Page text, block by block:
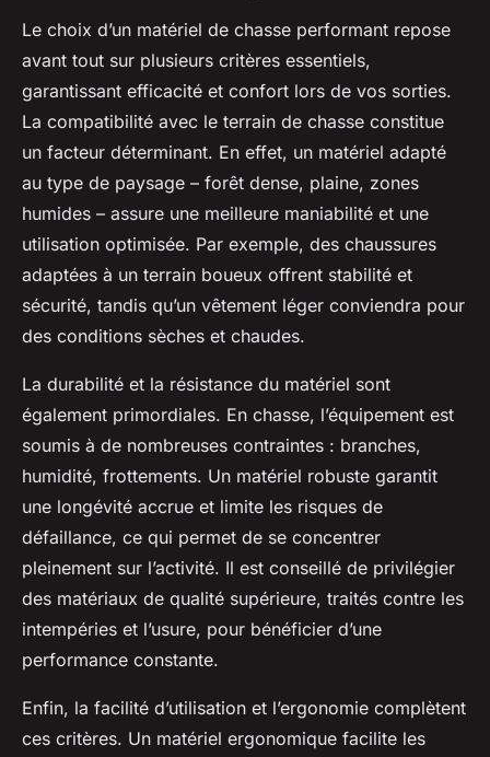
Le choix d’un matériel de chasse performant repose
avant tout sur plusieurs critères essentiels,
garantissant efficacité et confort lors de vos sorties.
La compatibilité avec le terrain de chasse constitue
un facteur déterminant. En effet, un matériel adapté
au type de paysage – forêt dense, plaine, zones
humides – assure une meilleure maniabilité et une
utilisation optimisée. Par exemple, des chaussures
adaptées à un terrain boueux offrent stabilité et
sécurité, tandis qu’un vêtement léger conviendra pour
des conditions sèches et chaudes.
La durabilité et la résistance du matériel sont
également primordiales. En chasse, l’équipement est
soumis à de nombreuses contraintes : branches,
humidité, frottements. Un matériel robuste garantit
une longévité accrue et limite les risques de
défaillance, ce qui permet de se concentrer
pleinement sur l’activité. Il est conseillé de privilégier
des matériaux de qualité supérieure, traités contre les
intempéries et l’usure, pour bénéficier d’une
performance constante.
Enfin, la facilité d’utilisation et l’ergonomie complètent
ces critères. Un matériel ergonomique facilite les